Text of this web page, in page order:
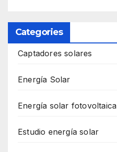
Categories
Captadores solares
Energía Solar
Energía solar fotovoltaica
Estudio energía solar